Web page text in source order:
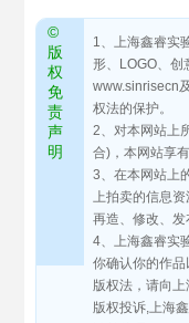
©
版
权
免
责
声
明
1、上海鑫睿实
形、LOGO、创
www.sinrisecn
权法的保护。
2、对本网站上
合)，本网站享
3、在本网站上
上拍卖的信息
再造、修改、发
4、上海鑫睿实
你确认你的作
版权法，请向
版权投诉,上海